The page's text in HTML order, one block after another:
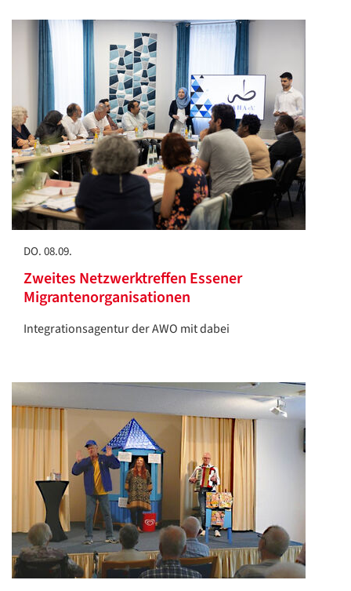
DO. 08.09.
Zweites Netzwerktreffen Essener
Migrantenorganisationen
Integrationsagentur der AWO mit dabei